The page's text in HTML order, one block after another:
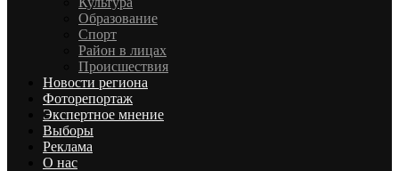
Образование
Спорт
Район в лицах
Происшествия
Новости региона
Фоторепортаж
Экспертное мнение
Выборы
Реклама
О нас